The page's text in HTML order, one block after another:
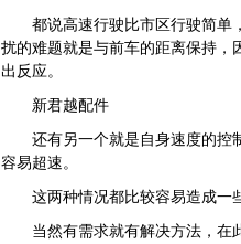
都说高速行驶比市区行驶简单
扰的难题就是与前车的距离保持，
出反应。
新君越配件
还有另一个就是自身速度的控
容易超速。
这两种情况都比较容易造成一
当然有需求就有解决方法，在